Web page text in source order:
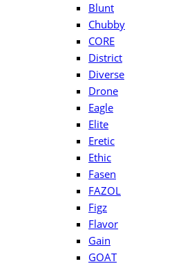
Blunt
Chubby
CORE
District
Diverse
Drone
Eagle
Elite
Eretic
Ethic
Fasen
FAZOL
Figz
Flavor
Gain
GOAT